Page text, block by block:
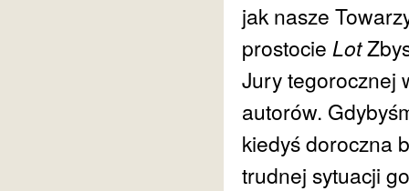
jak nasze
prostocie Lot
Jury tegorocznej
autorów.
kiedyś doroczna
trudnej sytuacji